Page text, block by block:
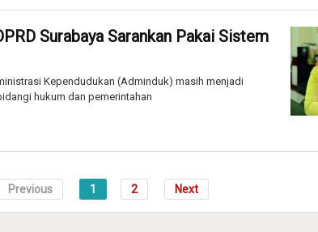
Surabaya Sarankan Pakai Sistem
Kependudukan (Adminduk) masih menjadi
hukum dan pemerintahan
Previous 1 2 Next